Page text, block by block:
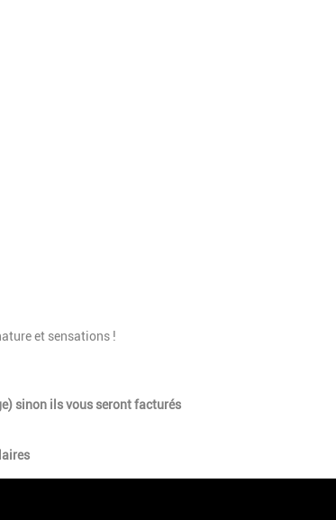
et sensations !
sinon ils vous seront facturés